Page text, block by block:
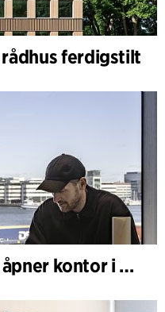
ferdigstilt
C.F. Møller Architects åpner kontor i Göteborg